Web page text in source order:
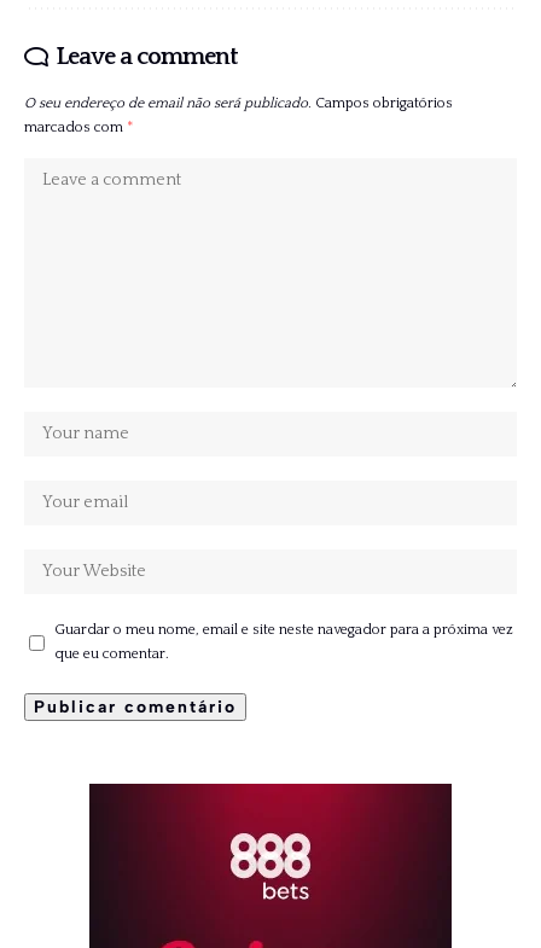
Leave a comment
O seu endereço de email não será publicado. Campos obrigatórios
marcados com *
Guardar o meu nome, email e site neste navegador para a próxima vez
que eu comentar.